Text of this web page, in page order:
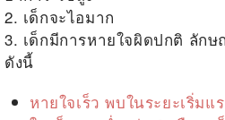
2. เด็กจะไอมาก
3. เด็กมีการหายใจผิดปกติ ลัก
ดังนี้
หายใจเร็ว พบในระยะเริ่มแ